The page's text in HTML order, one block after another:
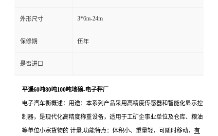
外形尺寸 3*6m-24m
保修期 伍年
是否进口
平遥60吨80吨100吨地磅-电子秤厂
电子汽车衡概述：用途：本系列产品采用高精度传感器和智能化显示控
制器，是现代化高精度称重设备，适用于工矿企事业单位及仓库、粮油
等单位小宗货物的 计量 .功能特点：体积小、重量轻，可随时移动， 有